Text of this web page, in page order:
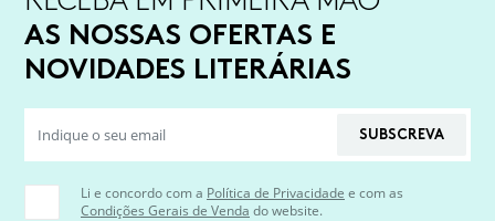
AS NOSSAS OFERTAS E
NOVIDADES LITERÁRIAS
SUBSCREVA
Li e concordo com a Política de Privacidade e com as
Condições Gerais de Venda do website.